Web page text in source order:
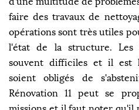
faire des travaux de
opérations sont très utiles
l'état de la structure. Les
souvent difficiles et il est
soient obligés de
Rénovation 11 peut se